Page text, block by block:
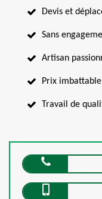
Devis et
Sans
Artisan
Prix imbattable
Travail de